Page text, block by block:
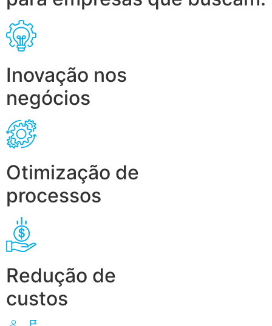
Inovação nos
negócios
Otimização de
processos
Redução de
custos